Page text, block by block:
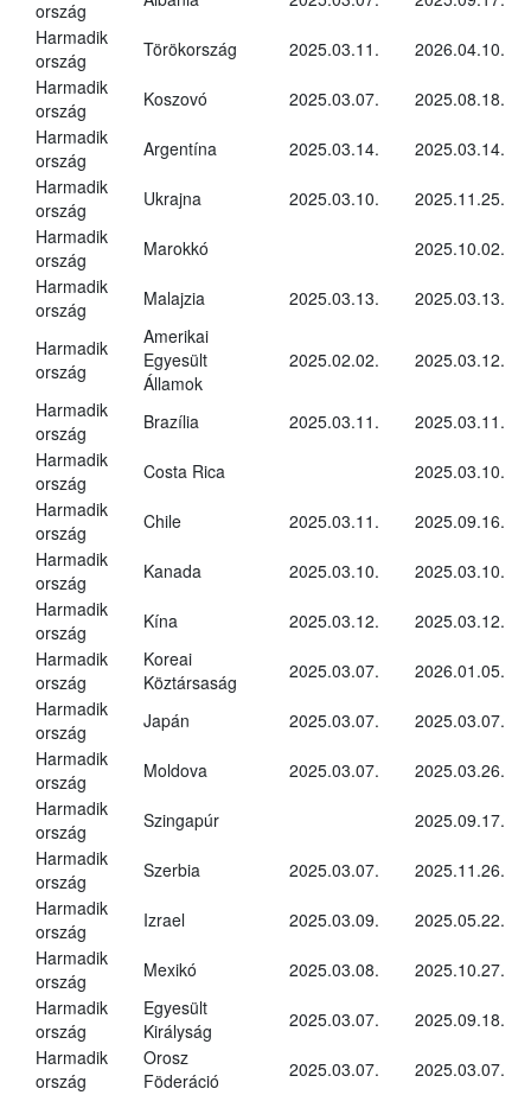
ország
Harmadik
ország
Törökország 2025.03.11.
2026.04.10.
Harmadik
ország
Koszovó 2025.03.07.
2025.08.18.
Harmadik
ország
Argentína 2025.03.14.
2025.03.14.
Harmadik
ország
Ukrajna 2025.03.10.
2025.11.25.
Harmadik
ország
Marokkó
2025.10.02.
Harmadik
ország
Malajzia 2025.03.13. 2025.03.13.
Harmadik
ország
Amerikai
Egyesült
Államok
2025.02.02. 2025.03.12.
Harmadik
ország
Brazília 2025.03.11.
2025.03.11.
Harmadik
ország
Costa Rica
2025.03.10.
Harmadik
ország
Chile 2025.03.11.
2025.09.16.
Harmadik
ország
Kanada 2025.03.10.
2025.03.10.
Harmadik
ország
Kína 2025.03.12.
2025.03.12.
Harmadik
ország
Koreai
Köztársaság
2025.03.07.
2026.01.05.
Harmadik
ország
Japán 2025.03.07.
2025.03.07.
Harmadik
ország
Moldova 2025.03.07.
2025.03.26.
Harmadik
ország
Szingapúr
2025.09.17.
Harmadik
ország
Szerbia 2025.03.07.
2025.11.26.
Harmadik
ország
Izrael 2025.03.09.
2025.05.22.
Harmadik
ország
Mexikó 2025.03.08.
2025.10.27.
Harmadik
ország
Egyesült
Királyság
2025.03.07.
2025.09.18.
Harmadik
ország
Orosz
Föderáció
2025.03.07. 2025.03.07.